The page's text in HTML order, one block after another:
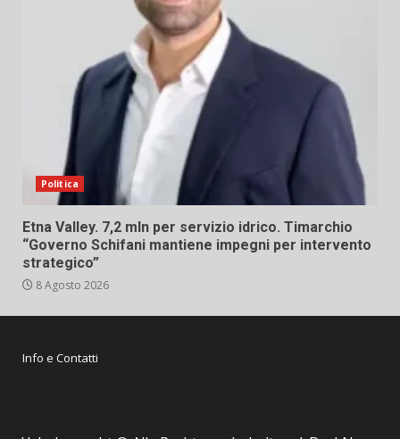
Politica
Etna Valley. 7,2 mln per servizio idrico. Timarchio
“Governo Schifani mantiene impegni per intervento
strategico”
8 Agosto 2026
Info e Contatti